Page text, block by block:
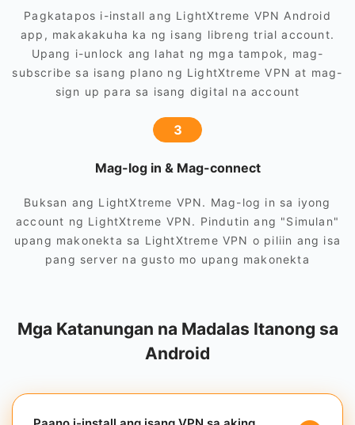
Pagkatapos i-install ang LightXtreme VPN Android
app, makakakuha ka ng isang libreng trial account.
Upang i-unlock ang lahat ng mga tampok, mag-
subscribe sa isang plano ng LightXtreme VPN at mag-
sign up para sa isang digital na account
3
Mag-log in & Mag-connect
Buksan ang LightXtreme VPN. Mag-log in sa iyong
account ng LightXtreme VPN. Pindutin ang "Simulan"
upang makonekta sa LightXtreme VPN o piliin ang isa
pang server na gusto mo upang makonekta
Mga Katanungan na Madalas Itanong sa
Android